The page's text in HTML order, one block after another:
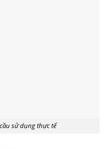
sử dụng thực tế